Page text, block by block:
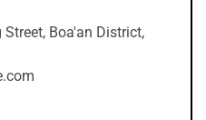
Boa'an District,